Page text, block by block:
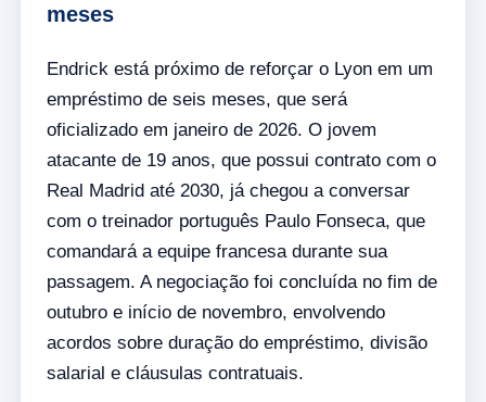
meses
Endrick está próximo de reforçar o Lyon em um
empréstimo de seis meses, que será
oficializado em janeiro de 2026. O jovem
atacante de 19 anos, que possui contrato com o
Real Madrid até 2030, já chegou a conversar
com o treinador português Paulo Fonseca, que
comandará a equipe francesa durante sua
passagem. A negociação foi concluída no fim de
outubro e início de novembro, envolvendo
acordos sobre duração do empréstimo, divisão
salarial e cláusulas contratuais.